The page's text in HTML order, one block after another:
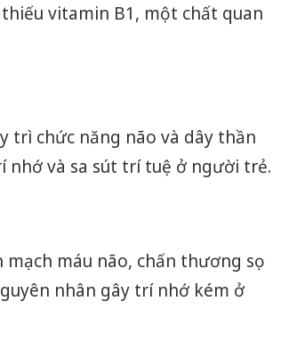
vitamin B1, một chất quan
trì chức năng não và dây thần
nhớ và sa sút trí tuệ ở người trẻ.
mạch máu não, chấn thương sọ
nhân gây trí nhớ kém ở